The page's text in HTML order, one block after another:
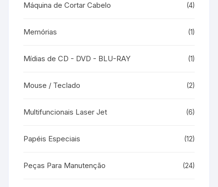
Máquina de Cortar Cabelo (4)
Memórias (1)
Mídias de CD - DVD - BLU-RAY (1)
Mouse / Teclado (2)
Multifuncionais Laser Jet (6)
Papéis Especiais (12)
Peças Para Manutenção (24)